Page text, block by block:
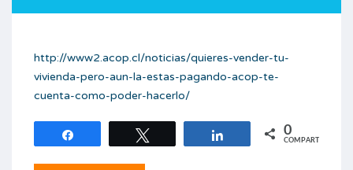
http://www2.acop.cl/noticias/quieres-vender-tu-
vivienda-pero-aun-la-estas-pagando-acop-te-
cuenta-como-poder-hacerlo/
Compartir 0
COMPARTIR